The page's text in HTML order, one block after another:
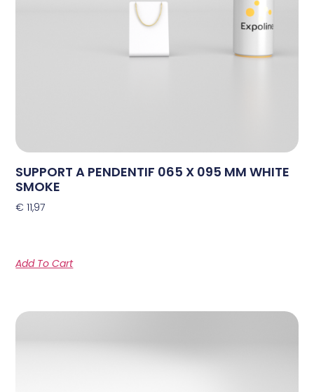
SUPPORT A PENDENTIF 065 X 095 MM WHITE
SMOKE
€ 11,97
Add To Cart